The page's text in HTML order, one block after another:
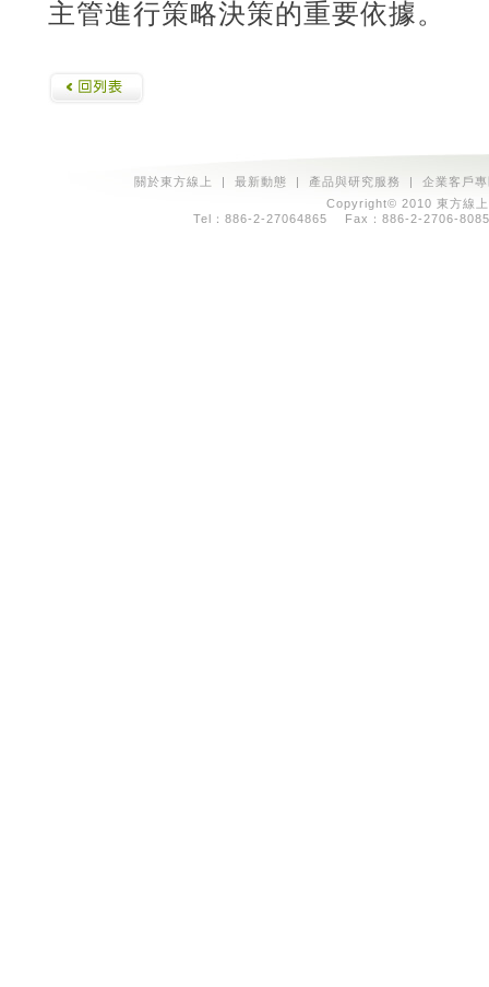
主管進行策略決策的重要依據。
關於東方線上 | 最新動態 | 產品與研究服務 | 企業客戶
Copyright© 2010 東方線
Tel：886-2-27064865 Fax：886-2-2706-